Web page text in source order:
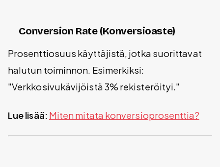
Conversion Rate (Konversioaste)
Prosenttiosuus käyttäjistä, jotka suorittavat
halutun toiminnon. Esimerkiksi:
"Verkkosivukävijöistä 3% rekisteröityi."
Lue lisää: Miten mitata konversioprosenttia?